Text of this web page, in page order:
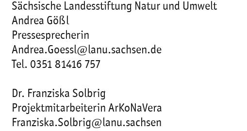
Sächsische Landesstiftung Natur und Umwelt
Andrea Gößl
Pressesprecherin
Andrea.Goessl@lanu.sachsen.de
Tel. 0351 81416 757
Dr. Franziska Solbrig
Projektmitarbeiterin ArKoNaVera
Franziska.Solbrig@lanu.sachsen